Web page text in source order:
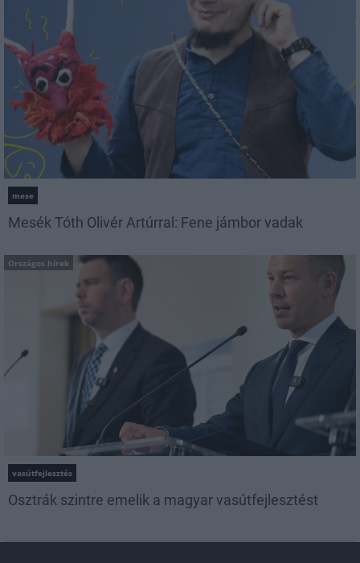
mese
Mesék Tóth Olivér Artúrral: Fene jámbor vadak
Országos hírek
vasútfejlesztés
Osztrák szintre emelik a magyar vasútfejlesztést